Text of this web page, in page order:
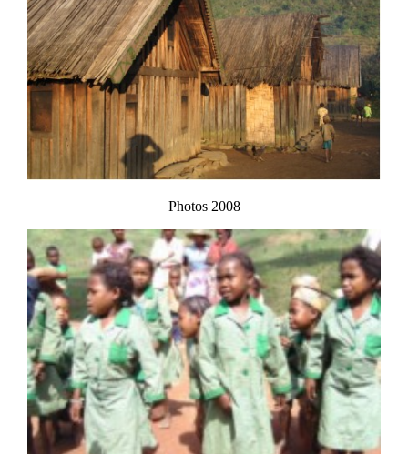
Photos 2008